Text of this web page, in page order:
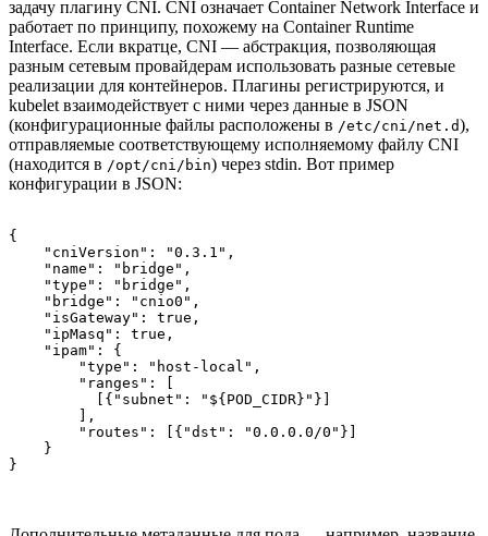
задачу плагину CNI. CNI означает Container Network Interface и
работает по принципу, похожему на Container Runtime
Interface. Если вкратце, CNI — абстракция, позволяющая
разным сетевым провайдерам использовать разные сетевые
реализации для контейнеров. Плагины регистрируются, и
kubelet взаимодействует с ними через данные в JSON
(конфигурационные файлы расположены в /etc/cni/net.d),
отправляемые соответствующему исполняемому файлу CNI
(находится в /opt/cni/bin) через stdin. Вот пример
конфигурации в JSON:
{
    "cniVersion": "0.3.1",
    "name": "bridge",
    "type": "bridge",
    "bridge": "cnio0",
    "isGateway": true,
    "ipMasq": true,
    "ipam": {
        "type": "host-local",
        "ranges": [
          [{"subnet": "${POD_CIDR}"}]
        ],
        "routes": [{"dst": "0.0.0.0/0"}]
    }
}